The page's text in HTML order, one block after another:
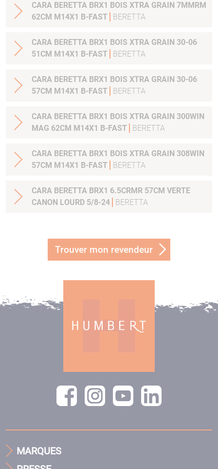
CARA BERETTA BRX1 BOIS XTRA GRAIN 7MMRM
62CM M14X1 B-FAST
BERETTA
CARA BERETTA BRX1 BOIS XTRA GRAIN 30-06
51CM M14X1 B-FAST
BERETTA
CARA BERETTA BRX1 BOIS XTRA GRAIN 30-06
57CM M14X1 B-FAST
BERETTA
CARA BERETTA BRX1 BOIS XTRA GRAIN 300WIN
MAG 62CM M14X1 B-FAST
BERETTA
CARA BERETTA BRX1 BOIS XTRA GRAIN 308WIN
57CM M14X1 B-FAST
BERETTA
CARA BERETTA BRX1 6.5CRMR 57CM VERTE
CANON LOURD 5/8-24
BERETTA
Trouver mon revendeur
MARQUES